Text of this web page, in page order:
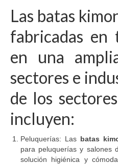
Las batas
fabricadas
en una
sectores e
de los
incluyen:
Peluquerías: Las batas
para peluquerías y salones
solución higiénica y